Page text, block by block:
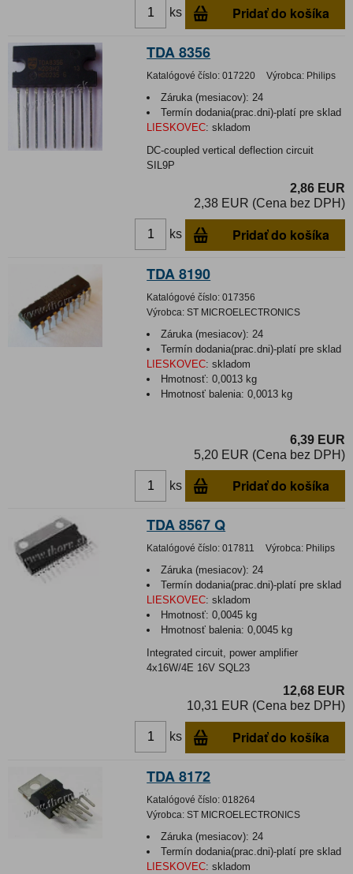
ks Pridať do košíka
TDA 8356
Katalógové číslo: 017220 Výrobca: Philips
Záruka (mesiacov): 24
Termín dodania(prac.dni)-platí pre sklad
LIESKOVEC: skladom
DC-coupled vertical deflection circuit
SIL9P
2,86 EUR
2,38 EUR (Cena bez DPH)
ks Pridať do košíka
TDA 8190
Katalógové číslo: 017356
Výrobca: ST MICROELECTRONICS
Záruka (mesiacov): 24
Termín dodania(prac.dni)-platí pre sklad
LIESKOVEC: skladom
Hmotnosť:0,0013 kg
Hmotnosť balenia:0,0013 kg
6,39 EUR
5,20 EUR (Cena bez DPH)
ks Pridať do košíka
TDA 8567 Q
Katalógové číslo: 017811 Výrobca: Philips
Záruka (mesiacov): 24
Termín dodania(prac.dni)-platí pre sklad
LIESKOVEC: skladom
Hmotnosť:0,0045 kg
Hmotnosť balenia:0,0045 kg
Integrated circuit, power amplifier
4x16W/4E 16V SQL23
12,68 EUR
10,31 EUR (Cena bez DPH)
ks Pridať do košíka
TDA 8172
Katalógové číslo: 018264
Výrobca: ST MICROELECTRONICS
Záruka (mesiacov): 24
Termín dodania(prac.dni)-platí pre sklad
LIESKOVEC: skladom